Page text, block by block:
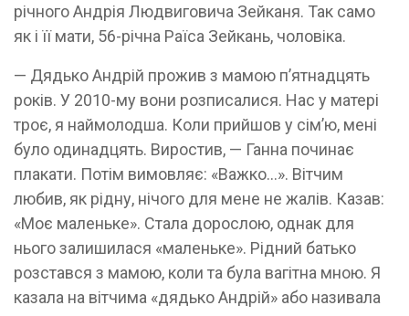
річного Андрія Людвиговича Зейканя. Так само
як і її мати, 56-річна Раїса Зейкань, чоловіка.
— Дядько Андрій прожив з мамою п’ятнадцять
років. У 2010-му вони розписалися. Нас у матері
троє, я наймолодша. Коли прийшов у сім’ю, мені
було одинадцять. Виростив, — Ганна починає
плакати. Потім вимовляє: «Важко...». Вітчим
любив, як рідну, нічого для мене не жалів. Казав:
«Моє маленьке». Стала дорослою, однак для
нього залишилася «маленьке». Рідний батько
розстався з мамою, коли та була вагітна мною. Я
казала на вітчима «дядько Андрій» або називала